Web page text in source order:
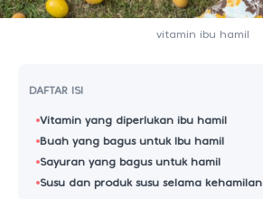
vitamin ibu hamil
DAFTAR ISI
Vitamin yang diperlukan ibu hamil
Buah yang bagus untuk Ibu hamil
Sayuran yang bagus untuk hamil
Susu dan produk susu selama kehamilan